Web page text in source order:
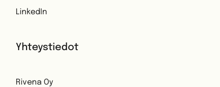
LinkedIn
Yhteystiedot
Rivena Oy